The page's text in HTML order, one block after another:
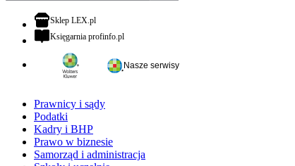
Sklep LEX.plotwiera się w nowej karcie
Księgarnia profinfo.plotwiera się w nowej karcie
Nasze serwisy
Prawnicy i sądy
Podatki
Kadry i BHP
Prawo w biznesie
Samorząd i administracja